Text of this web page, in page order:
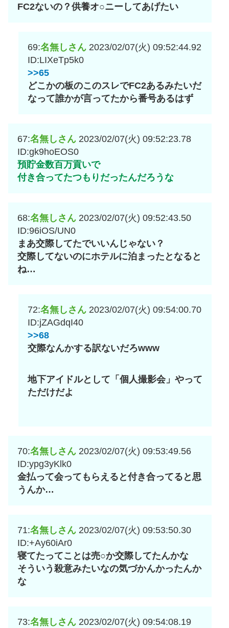
FC2ないの？供養オ○ニーしてあげたい
69:名無しさん 2023/02/07(火) 09:52:44.92
ID:LIXeTp5k0
>>65
どこかの板のこのスレでFC2あるみたいだ
なって誰かが言ってたから番号あるはず
67:名無しさん 2023/02/07(火) 09:52:23.78
ID:gk9hoEOS0
預貯金数百万貢いで
付き合ってたつもりだったんだろうな
68:名無しさん 2023/02/07(火) 09:52:43.50
ID:96iOS/UN0
まあ交際してたでいいんじゃない？
交際してないのにホテルに泊まったとなると
ね…
72:名無しさん 2023/02/07(火) 09:54:00.70
ID:jZAGdqI40
>>68
交際なんかする訳ないだろwww
地下アイドルとして「個人撮影会」やって
ただけだよ
70:名無しさん 2023/02/07(火) 09:53:49.56
ID:ypg3yKlk0
金払って会ってもらえると付き合ってると思
うんか…
71:名無しさん 2023/02/07(火) 09:53:50.30
ID:+Ay60iAr0
寝てたってことは売○か交際してたんかな
そういう殺意みたいなの気づかんかったんか
な
73:名無しさん 2023/02/07(火) 09:54:08.19